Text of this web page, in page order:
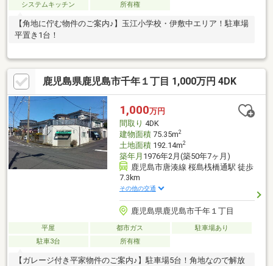
システムキッチン
所有権
【角地に佇む物件のご案内♪】玉江小学校・伊敷中エリア！駐車場
平置き1台！
鹿児島県鹿児島市千年１丁目 1,000万円 4DK
1,000万円
間取り 4DK
建物面積75.35m2
土地面積192.14m2
築年月 1976年2月(築50年7ヶ月)
鹿児島市唐湊線 桜島桟橋通駅 徒歩
7.3km
その他の交通
鹿児島県鹿児島市千年１丁目
平屋 都市ガス
駐車場あり
駐車3台
所有権
【ガレージ付き平家物件のご案内♪】駐車場5台！角地なので解放